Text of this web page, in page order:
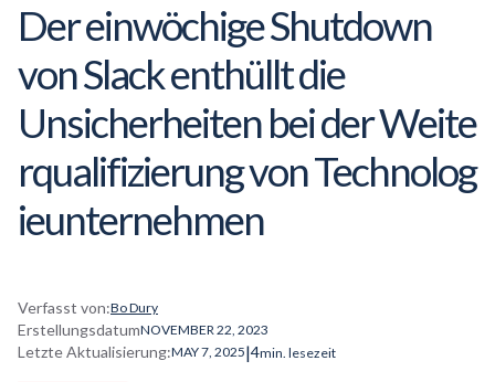
Der einwöchige Shutdown
von Slack enthüllt die
Unsicherheiten bei derWeite
rqualifizierungvonTechnolog
ieunternehmen
Verfasst von:Bo Dury
ErstellungsdatumNOVEMBER 22, 2023
Letzte Aktualisierung:MAY 7, 2025|4min. lesezeit